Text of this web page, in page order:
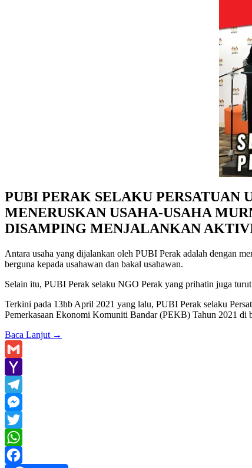
PUBI PERAK SELAKU PERSATUAN
MENERUSKAN USAHA-USAHA
DISAMPING MENJALANKAN
Antara usaha yang dijalankan oleh PUBI Perak adalah dengan
berguna kepada usahawan dan bakal usahawan.
Selain itu, PUBI Perak selaku NGO Perak yang prihatin juga
Terkini pada 13hb April 2021 yang lalu, PUBI Perak selaku
Pemerkasaan Ekonomi Komuniti Bandar (PEKB) Tahun 2021 di
Baca Lanjut →
Gmail
Yahoo
Mail
Telegram
Messenger
Twitter
WhatsApp